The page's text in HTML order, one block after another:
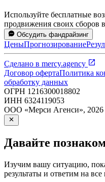
Используйте бесплатные
продвижения своих сборов
Обсудить фандрайзинг
ЦеныПрогнозирование
Сделано в mercy.agency
Договор офертаПолитика
обработку данных
ОГРН 1216300018802
ИНН 6324119053
ООО «Мерси Агенси», 2026
Давайте
Изучим вашу ситуацию,
результаты и ответим на